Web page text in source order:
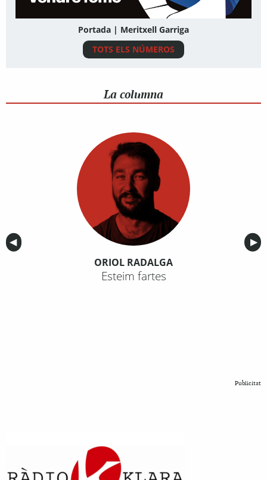
Portada | Meritxell Garriga
TOTS ELS NÚMEROS
La columna
Anterior
◀︎ ▶︎
ORIOL RADALGA
Esteim fartes
Publicitat